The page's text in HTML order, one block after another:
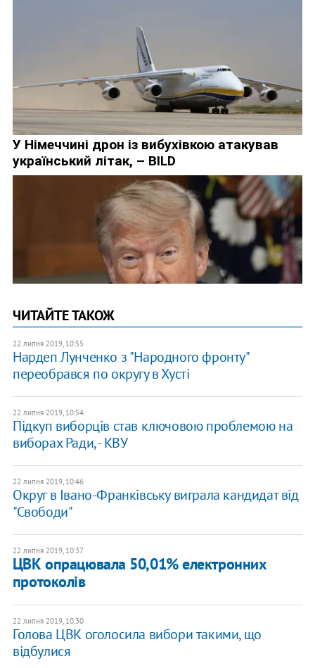
ЧИТАЙТЕ ТАКОЖ
22 липня 2019, 10:55
Нардеп Лунченко з "Народного фронту"
переобрався по округу в Хусті
22 липня 2019, 10:54
Підкуп виборців став ключовою проблемою на
виборах Ради, - КВУ
22 липня 2019, 10:46
Округ в Івано-Франківську виграла кандидат від
"Свободи"
22 липня 2019, 10:37
ЦВК опрацювала 50,01% електронних
протоколів
22 липня 2019, 10:30
Голова ЦВК оголосила вибори такими, що
відбулися